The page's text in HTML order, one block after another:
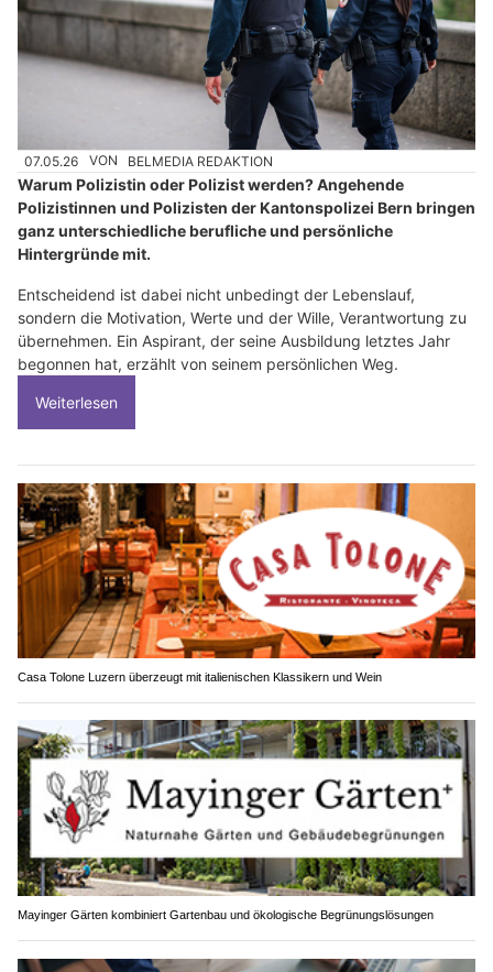
07.05.26 VON BELMEDIA REDAKTION
Warum Polizistin oder Polizist werden? Angehende
Polizistinnen und Polizisten der Kantonspolizei Bern bringen
ganz unterschiedliche berufliche und persönliche
Hintergründe mit.
Entscheidend ist dabei nicht unbedingt der Lebenslauf,
sondern die Motivation, Werte und der Wille, Verantwortung zu
übernehmen. Ein Aspirant, der seine Ausbildung letztes Jahr
begonnen hat, erzählt von seinem persönlichen Weg.
Weiterlesen
Casa Tolone Luzern überzeugt mit italienischen Klassikern und Wein
Mayinger Gärten kombiniert Gartenbau und ökologische Begrünungslösungen